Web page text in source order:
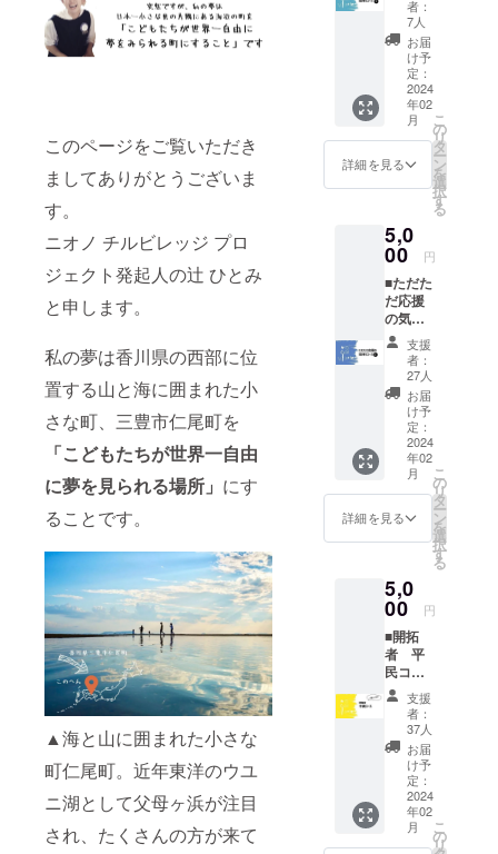
このページをご覧いただき
ましてありがとうございま
す。
ニオノ チルビレッジ プロ
ジェクト発起人の辻 ひとみ
と申します。
私の夢は香川県の西部に位
置する山と海に囲まれた小
さな町、三豊市仁尾町を
「こどもたちが世界一自由
に夢を見られる場所」 にす
ることです。
▲海と山に囲まれた小さな
町仁尾町。近年東洋のウユ
ニ湖として父母ヶ浜が注目
され、たくさんの方が来て
ウドファウ
ンディング
に挑戦しま
謝の
メール
を送り
ます □
ニオノ
チルビ
レッジ
開村メ
ンバー
として
ニオノ
レッジ
HPへお
名前掲
載いた
しま
す。 ※
掲載期
間は事
業の続
く限り
※ニック
ネーム
など、
本名以
外のお
名前で
掲載希
に記載
おねが
いいた
しま
す。
者：
7人
お届
け予
定：
2024
年02
月
詳細を見る
こ
の
リ
タ
ー
ン
を
選
択
す
る
5,0
00 円
■ただた
だ応援
の気持
ちコー
ス❷■
◇感謝
のメー
ルを送
ります
◆ニオ
ノチル
ビレッ
ジ開村
メン
バーと
してニ
ルビ
レッジ
HPへお
名前掲
載いた
しま
す。 ※
掲載期
間は事
業の続
く限り
掲載い
たしま
す ※
ニック
支援
者：
27人
お届
け予
定：
2024
年02
月
詳細を見る
こ
の
リ
タ
ー
ン
を
選
択
す
る
5,0
00 円
■開拓
者 平
民コー
ス■ ○開
拓者限
定 シ
リアル
ナン
バー付
【住民
票】を
発行し
ます。※
支援
者：
37人
お届
け予
定：
2024
年02
月
こ
の
リ